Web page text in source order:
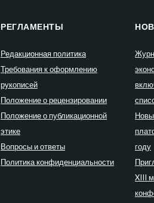
РЕГЛАМЕНТЫ
Редакционная политика
Требования к оформлению
рукописей
Положение о рецензировании
Положение о публикационной
этике
Вопросы и ответы
Политика конфиденциальности
году
XIII